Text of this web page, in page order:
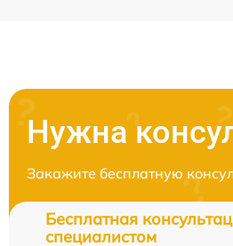
Нужна
Закажите бесплатную
Бесплатная
специалистом